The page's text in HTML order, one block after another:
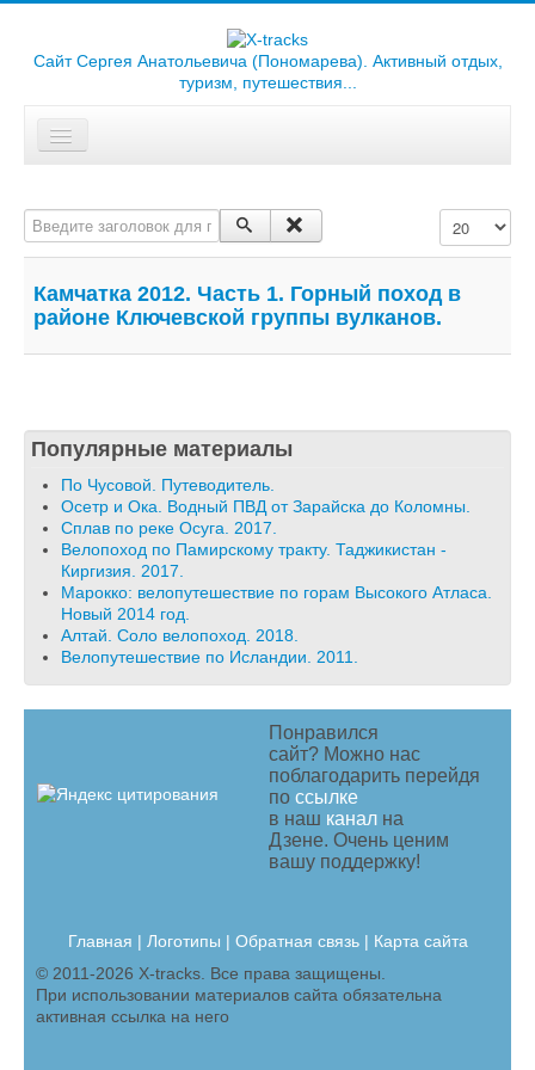
Сайт Сергея Анатольевича (Пономарева). Активный отдых,
туризм, путешествия...
Отчеты
Карты
Ссылки
О сайте
Введите заголовок для поиска... Кол-во
Камчатка 2012. Часть 1. Горный поход в
районе Ключевской группы вулканов.
Популярные материалы
По Чусовой. Путеводитель.
Осетр и Ока. Водный ПВД от Зарайска до Коломны.
Сплав по реке Осуга. 2017.
Велопоход по Памирскому тракту. Таджикистан -
Киргизия. 2017.
Марокко: велопутешествие по горам Высокого Атласа.
Новый 2014 год.
Алтай. Соло велопоход. 2018.
Велопутешествие по Исландии. 2011.
Понравился
сайт? Можно нас
поблагодарить перейдя
по ссылке
в наш канал на
Дзене. Очень ценим
вашу поддержку!
Главная | Логотипы | Обратная связь | Карта сайта
© 2011-2026 X-tracks. Все права защищены.
При использовании материалов сайта обязательна
активная ссылка на него